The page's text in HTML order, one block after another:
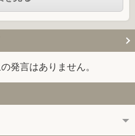
発言はありません。